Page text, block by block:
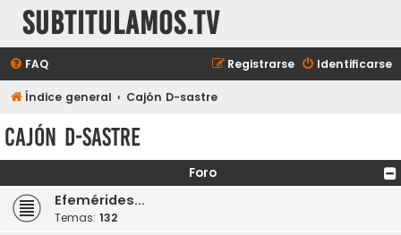
subtitulamos.tv
FAQ Identificarse
Registrarse
Índice general Cajón D-sastre
Cajón D-sastre
Foro
Efemérides...
Temas: 132